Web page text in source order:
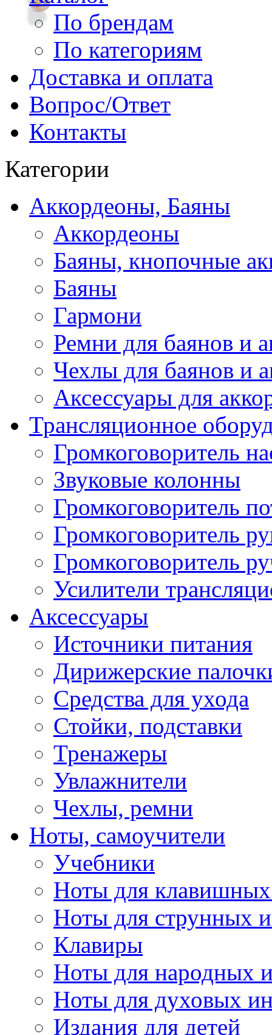
По брендам
По категориям
Доставка и оплата
Вопрос/Ответ
Контакты
Категории
Аккордеоны, Баяны
Аккордеоны
Баяны, кнопочные
Баяны
Гармони
Ремни для баянов и
Чехлы для баянов и
Аксессуары для
Трансляционное
Громкоговоритель
Звуковые колонны
Громкоговоритель
Громкоговоритель
Громкоговоритель
Усилители
Аксессуары
Источники питания
Дирижерские
Средства для ухода
Стойки, подставки
Тренажеры
Увлажнители
Чехлы, ремни
Ноты, самоучители
Учебники
Ноты для клавишных
Ноты для струнных
Клавиры
Ноты для народных
Ноты для духовых
Издания для детей